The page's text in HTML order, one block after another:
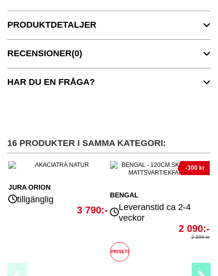
PRODUKTDETALJER
RECENSIONER(0)
HAR DU EN FRÅGA?
16 PRODUKTER I SAMMA KATEGORI:
BENGAL
Leveranstid ca 2-4